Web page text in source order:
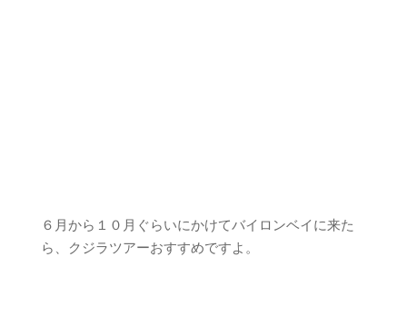
６月から１０月ぐらいにかけてバイロンベイに来た
ら、クジラツアーおすすめですよ。